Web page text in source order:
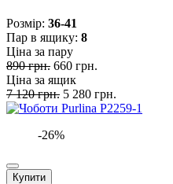
Розмiр: 36-41
Пар в ящику: 8
Ціна за пару
890 грн. 660 грн.
Ціна за ящик
7 120 грн. 5 280 грн.
-26%
Купити